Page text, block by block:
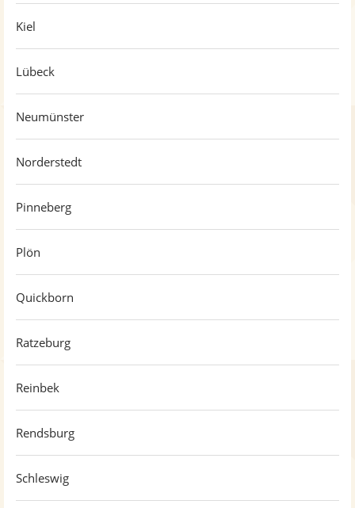
Kiel
Lübeck
Neumünster
Norderstedt
Pinneberg
Plön
Quickborn
Ratzeburg
Reinbek
Rendsburg
Schleswig